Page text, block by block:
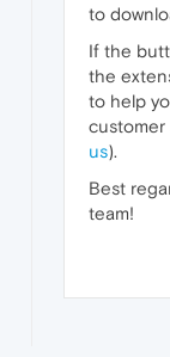
to
If the
the
to help
customer
us).
Best
team!